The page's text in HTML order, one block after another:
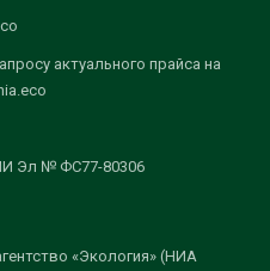
актуального прайса на
Эл № ФС77-80306
«Экология» (НИА